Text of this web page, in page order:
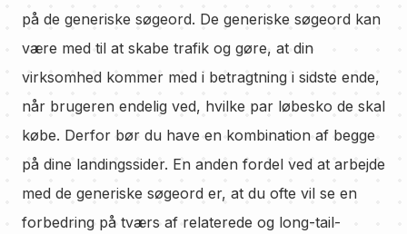
på de generiske søgeord. De generiske søgeord kan
være med til at skabe trafik og gøre, at din
virksomhed kommer med i betragtning i sidste ende,
når brugeren endelig ved, hvilke par løbesko de skal
købe. Derfor bør du have en kombination af begge
på dine landingssider. En anden fordel ved at arbejde
med de generiske søgeord er, at du ofte vil se en
forbedring på tværs af relaterede og long-tail-